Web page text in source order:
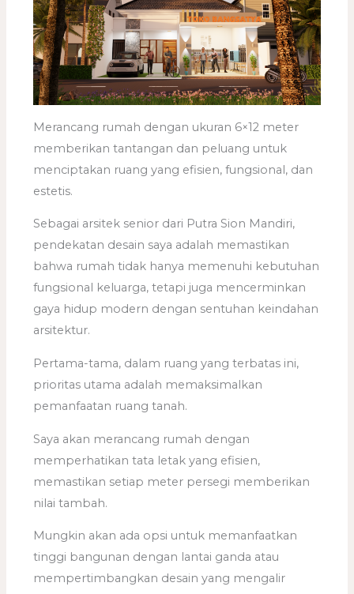
Merancang rumah dengan ukuran 6×12 meter
memberikan tantangan dan peluang untuk
menciptakan ruang yang efisien, fungsional, dan
estetis.
Sebagai arsitek senior dari Putra Sion Mandiri,
pendekatan desain saya adalah memastikan
bahwa rumah tidak hanya memenuhi kebutuhan
fungsional keluarga, tetapi juga mencerminkan
gaya hidup modern dengan sentuhan keindahan
arsitektur.
Pertama-tama, dalam ruang yang terbatas ini,
prioritas utama adalah memaksimalkan
pemanfaatan ruang tanah.
Saya akan merancang rumah dengan
memperhatikan tata letak yang efisien,
memastikan setiap meter persegi memberikan
nilai tambah.
Mungkin akan ada opsi untuk memanfaatkan
tinggi bangunan dengan lantai ganda atau
mempertimbangkan desain yang mengalir